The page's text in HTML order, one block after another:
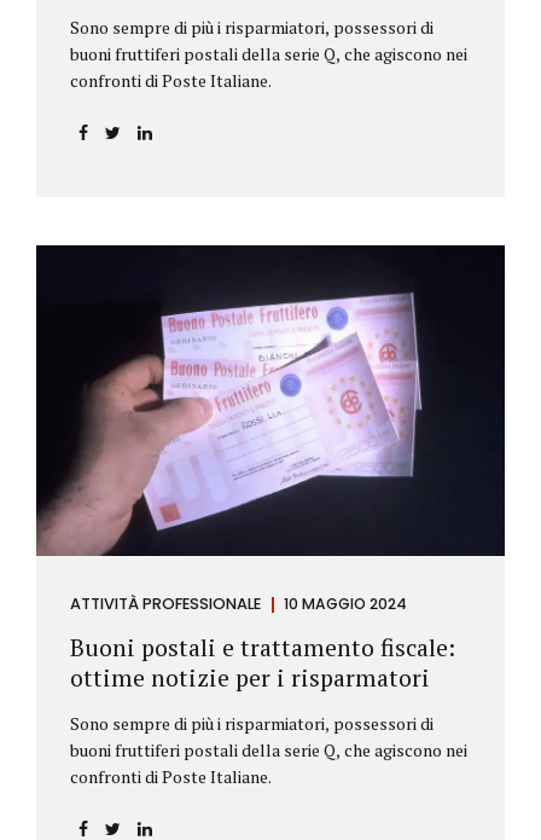
Sono sempre di più i risparmiatori, possessori di
buoni fruttiferi postali della serie Q, che agiscono nei
confronti di Poste Italiane.
ATTIVITÀ PROFESSIONALE 10 MAGGIO 2024
Buoni postali e trattamento fiscale:
ottime notizie per i risparmatori
Sono sempre di più i risparmiatori, possessori di
buoni fruttiferi postali della serie Q, che agiscono nei
confronti di Poste Italiane.